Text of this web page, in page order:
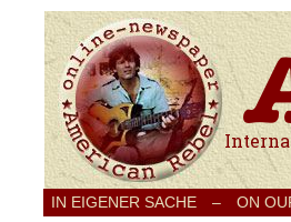
IN EIGENER SACHE – ON